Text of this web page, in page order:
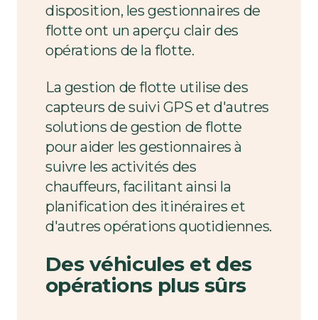
disposition, les gestionnaires de
flotte ont un aperçu clair des
opérations de la flotte.
La gestion de flotte utilise des
capteurs de suivi GPS et d'autres
solutions de gestion de flotte
pour aider les gestionnaires à
suivre les activités des
chauffeurs, facilitant ainsi la
planification des itinéraires et
d'autres opérations quotidiennes.
Des véhicules et des
opérations plus sûrs